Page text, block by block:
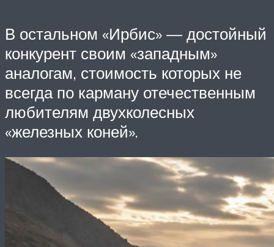
В остальном «Ирбис» — достойный
конкурент своим «западным»
аналогам, стоимость которых не
всегда по карману отечественным
любителям двухколесных
«железных коней».